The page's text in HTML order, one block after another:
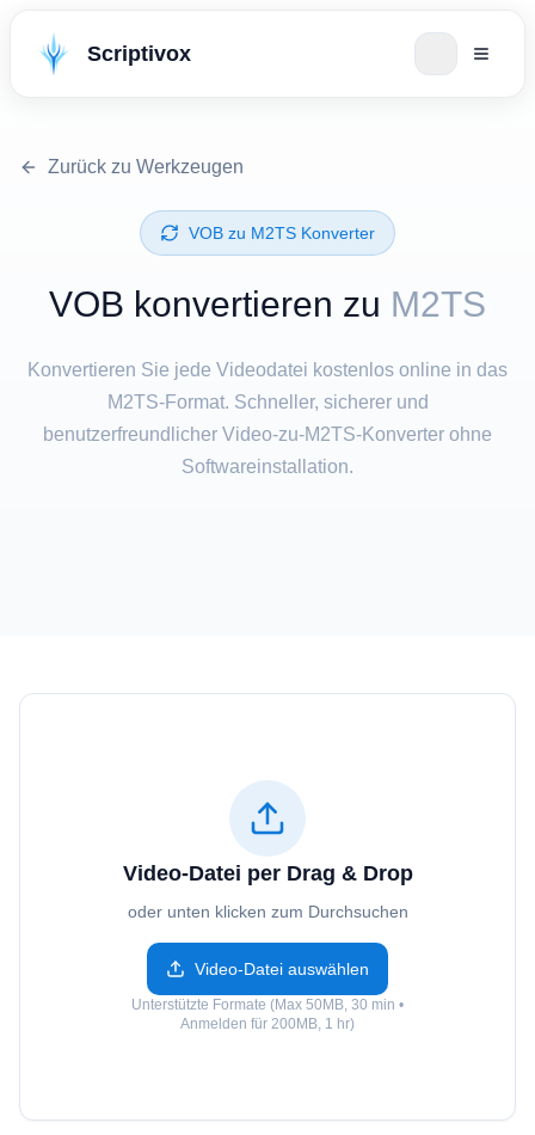
Scriptivox
Zurück zu Werkzeugen
⁦VOB⁩ zu ⁦M2TS⁩ Konverter
⁦VOB⁩ konvertieren zu M2TS
Konvertieren Sie jede Videodatei kostenlos online in das
M2TS-Format. Schneller, sicherer und
benutzerfreundlicher Video-zu-M2TS-Konverter ohne
Softwareinstallation.
Video-Datei per Drag & Drop
oder unten klicken zum Durchsuchen
Video-Datei auswählen
Unterstützte Formate (Max 50MB, 30 min •
Anmelden für 200MB, 1 hr)